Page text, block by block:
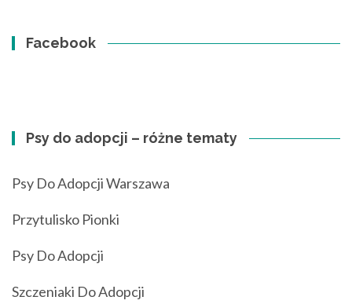
Facebook
Psy do adopcji – różne tematy
Psy Do Adopcji Warszawa
Przytulisko Pionki
Psy Do Adopcji
Szczeniaki Do Adopcji